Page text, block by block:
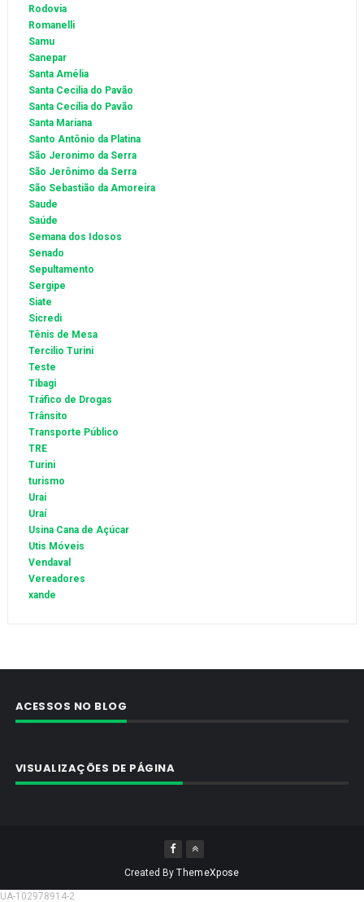
Rodovia
Romanelli
Samu
Sanepar
Santa Amélia
Santa Cecilia do Pavão
Santa Cecília do Pavão
Santa Mariana
Santo Antônio da Platina
São Jeronimo da Serra
São Jerônimo da Serra
São Sebastião da Amoreira
Saude
Saúde
Semana dos Idosos
Senado
Sepultamento
Sergipe
Siate
Sicredi
Tênis de Mesa
Tercilio Turini
Teste
Tibagi
Tráfico de Drogas
Trânsito
Transporte Público
TRE
Turini
turismo
Urai
Uraí
Usina Cana de Açúcar
Utis Móveis
Vendaval
Vereadores
xande
ACESSOS NO BLOG
VISUALIZAÇÕES DE PÁGINA
Created ByThemeXpose
UA-102978914-2